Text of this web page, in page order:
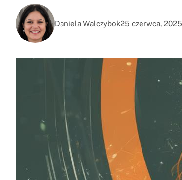
Daniela Walczybok25 czerwca, 2025